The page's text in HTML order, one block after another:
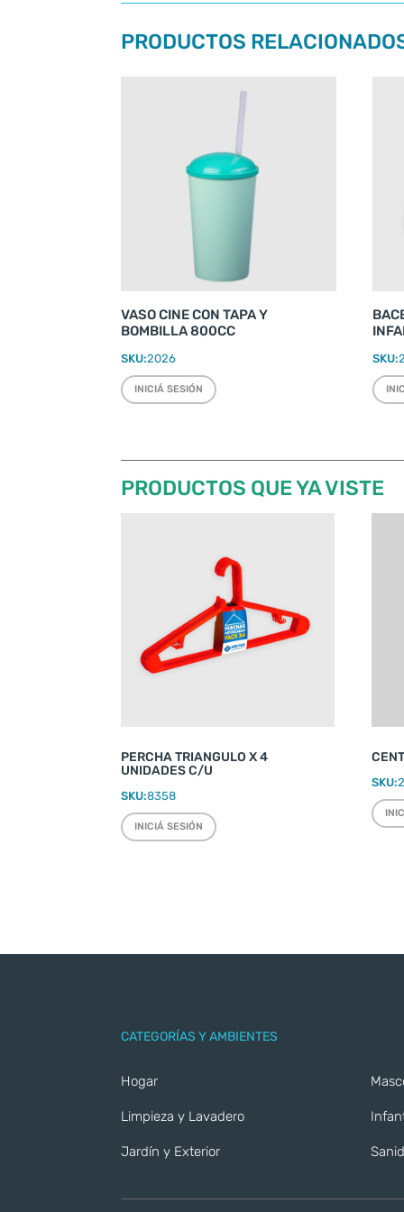
PRODUCTOS
VASO CINE CON TAPA Y
BOMBILLA 800CC
SKU:2026
INICIÁ SESIÓN
SKU:
PRODUCTOS QUE YA VISTE
PERCHA TRIANGULO X 4
UNIDADES C/U
SKU:8358
INICIÁ SESIÓN
SKU:
CATEGORÍAS Y AMBIENTES
Hogar
Limpieza y Lavadero
Jardín y Exterior